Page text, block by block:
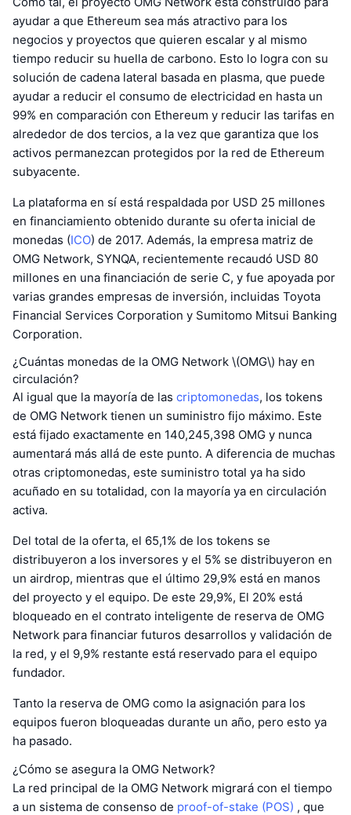
ayudar a que Ethereum sea más atractivo para los
negocios y proyectos que quieren escalar y al mismo
tiempo reducir su huella de carbono. Esto lo logra con su
solución de cadena lateral basada en plasma, que puede
ayudar a reducir el consumo de electricidad en hasta un
99% en comparación con Ethereum y reducir las tarifas en
alrededor de dos tercios, a la vez que garantiza que los
activos permanezcan protegidos por la red de Ethereum
subyacente.
La plataforma en sí está respaldada por USD 25 millones
en financiamiento obtenido durante su oferta inicial de
monedas (ICO) de 2017. Además, la empresa matriz de
OMG Network, SYNQA, recientemente recaudó USD 80
millones en una financiación de serie C, y fue apoyada por
varias grandes empresas de inversión, incluidas Toyota
Financial Services Corporation y Sumitomo Mitsui Banking
Corporation.
¿Cuántas monedas de la OMG Network \(OMG\) hay en
circulación?
Al igual que la mayoría de las criptomonedas, los tokens
de OMG Network tienen un suministro fijo máximo. Este
está fijado exactamente en 140,245,398 OMG y nunca
aumentará más allá de este punto. A diferencia de muchas
otras criptomonedas, este suministro total ya ha sido
acuñado en su totalidad, con la mayoría ya en circulación
activa.
Del total de la oferta, el 65,1% de los tokens se
distribuyeron a los inversores y el 5% se distribuyeron en
un airdrop, mientras que el último 29,9% está en manos
del proyecto y el equipo. De este 29,9%, El 20% está
bloqueado en el contrato inteligente de reserva de OMG
Network para financiar futuros desarrollos y validación de
la red, y el 9,9% restante está reservado para el equipo
fundador.
Tanto la reserva de OMG como la asignación para los
equipos fueron bloqueadas durante un año, pero esto ya
ha pasado.
¿Cómo se asegura la OMG Network?
La red principal de la OMG Network migrará con el tiempo
a un sistema de consenso de proof-of-stake (POS) , que